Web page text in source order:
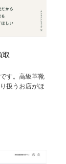
取
す。高級革靴
扱うお店がほ